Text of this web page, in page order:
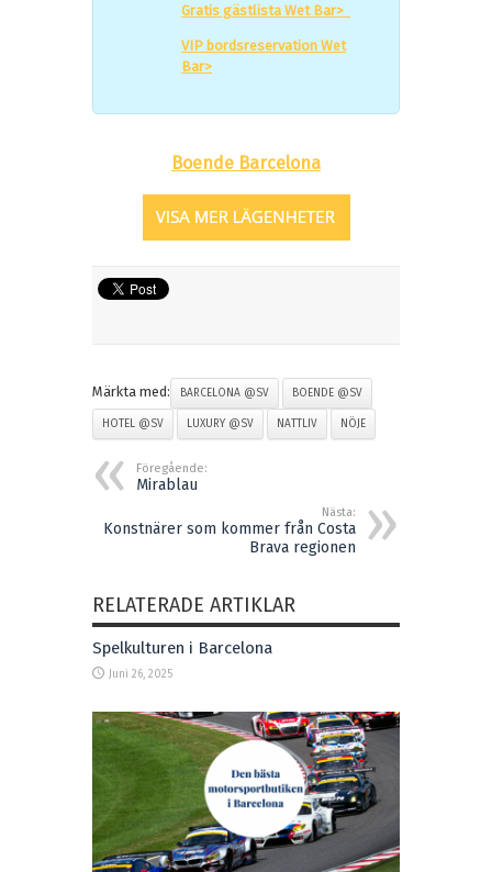
Gratis gästlista Wet Bar>
VIP bordsreservation Wet
Bar>
Boende Barcelona
Märkta med: BARCELONA @SV BOENDE @SV
HOTEL @SV LUXURY @SV NATTLIV NÖJE
Föregående:
Mirablau
Nästa:
Konstnärer som kommer från Costa
Brava regionen
RELATERADE ARTIKLAR
Spelkulturen i Barcelona
Juni 26, 2025